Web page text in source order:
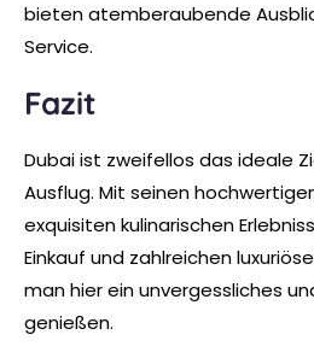
bieten atemberaubende
Service.
Fazit
Dubai ist zweifellos das ideale
Ausflug. Mit seinen
exquisiten kulinarischen
Einkauf und zahlreichen
man hier ein unvergessliches
genießen.